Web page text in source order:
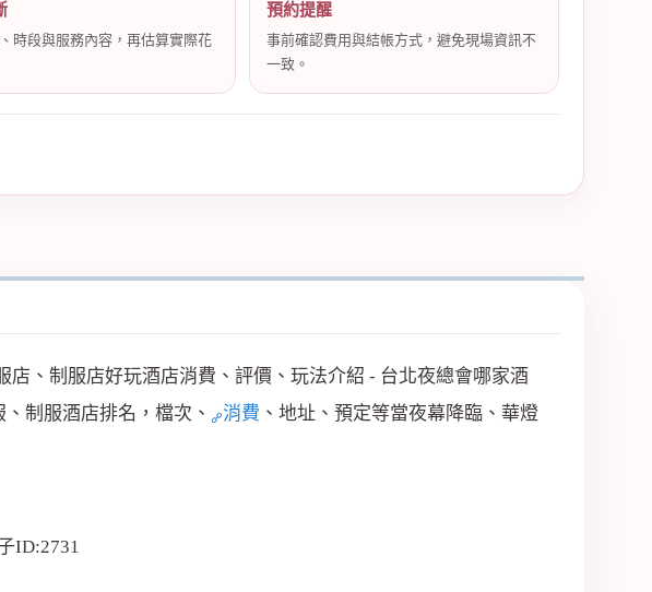
時段與服務內容，再估算實際花
預約提醒
事前確認費用與結帳方式，避免現場資訊不
一致。
店、制服店好玩酒店消費、評價、玩法介紹 - 台北夜總會哪家酒
制服酒店排名，檔次、
消費 、地址、預定等當夜幕降臨、華燈